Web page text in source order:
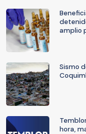
amplio
Sismo
hora,